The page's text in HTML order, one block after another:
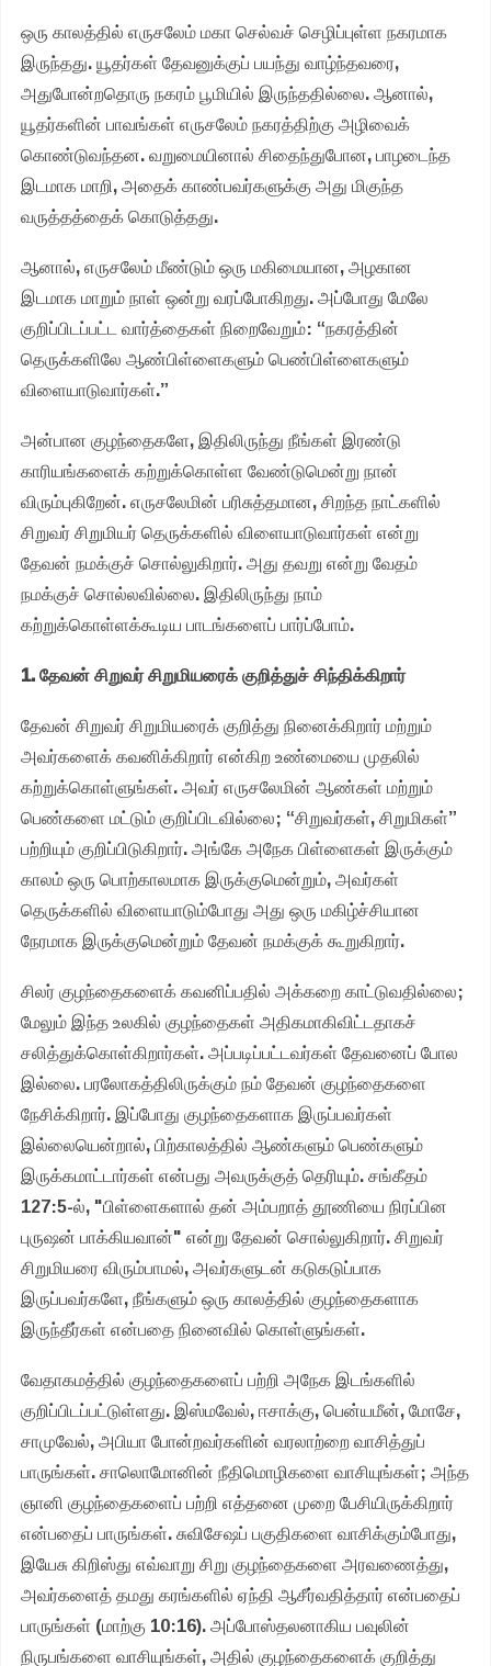
ஒரு காலத்தில் எருசலேம் மகா செல்வச் செழிப்புள்ள நகரமாக
இருந்தது. யூதர்கள் தேவனுக்குப் பயந்து வாழ்ந்தவரை,
அதுபோன்றதொரு நகரம் பூமியில் இருந்ததில்லை. ஆனால்,
யூதர்களின் பாவங்கள் எருசலேம் நகரத்திற்கு அழிவைக்
கொண்டுவந்தன. வறுமையினால் சிதைந்துபோன, பாழடைந்த
இடமாக மாறி, அதைக் காண்பவர்களுக்கு அது மிகுந்த
வருத்தத்தைக் கொடுத்தது.
ஆனால், எருசலேம் மீண்டும் ஒரு மகிமையான, அழகான
இடமாக மாறும் நாள் ஒன்று வரப்போகிறது. அப்போது மேலே
குறிப்பிடப்பட்ட வார்த்தைகள் நிறைவேறும்: “நகரத்தின்
தெருக்களிலே ஆண்பிள்ளைகளும் பெண்பிள்ளைகளும்
விளையாடுவார்கள்.”
அன்பான குழந்தைகளே, இதிலிருந்து நீங்கள் இரண்டு
காரியங்களைக் கற்றுக்கொள்ள வேண்டுமென்று நான்
விரும்புகிறேன். எருசலேமின் பரிசுத்தமான, சிறந்த நாட்களில்
சிறுவர் சிறுமியர் தெருக்களில் விளையாடுவார்கள் என்று
தேவன் நமக்குச் சொல்லுகிறார். அது தவறு என்று வேதம்
நமக்குச் சொல்லவில்லை. இதிலிருந்து நாம்
கற்றுக்கொள்ளக்கூடிய பாடங்களைப் பார்ப்போம்.
1. தேவன் சிறுவர் சிறுமியரைக் குறித்துச் சிந்திக்கிறார்
தேவன் சிறுவர் சிறுமியரைக் குறித்து நினைக்கிறார் மற்றும்
அவர்களைக் கவனிக்கிறார் என்கிற உண்மையை முதலில்
கற்றுக்கொள்ளுங்கள். அவர் எருசலேமின் ஆண்கள் மற்றும்
பெண்களை மட்டும் குறிப்பிடவில்லை; “சிறுவர்கள், சிறுமிகள்”
பற்றியும் குறிப்பிடுகிறார். அங்கே அநேக பிள்ளைகள் இருக்கும்
காலம் ஒரு பொற்காலமாக இருக்குமென்றும், அவர்கள்
தெருக்களில் விளையாடும்போது அது ஒரு மகிழ்ச்சியான
நேரமாக இருக்குமென்றும் தேவன் நமக்குக் கூறுகிறார்.
சிலர் குழந்தைகளைக் கவனிப்பதில் அக்கறை காட்டுவதில்லை;
மேலும் இந்த உலகில் குழந்தைகள் அதிகமாகிவிட்டதாகச்
சலித்துக்கொள்கிறார்கள். அப்படிப்பட்டவர்கள் தேவனைப் போல
இல்லை. பரலோகத்திலிருக்கும் நம் தேவன் குழந்தைகளை
நேசிக்கிறார். இப்போது குழந்தைகளாக இருப்பவர்கள்
இல்லையென்றால், பிற்காலத்தில் ஆண்களும் பெண்களும்
இருக்கமாட்டார்கள் என்பது அவருக்குத் தெரியும். சங்கீதம்
127:5-ல், "பிள்ளைகளால் தன் அம்பறாத் தூணியை நிரப்பின
புருஷன் பாக்கியவான்" என்று தேவன் சொல்லுகிறார். சிறுவர்
சிறுமியரை விரும்பாமல், அவர்களுடன் கடுகடுப்பாக
இருப்பவர்களே, நீங்களும் ஒரு காலத்தில் குழந்தைகளாக
இருந்தீர்கள் என்பதை நினைவில் கொள்ளுங்கள்.
வேதாகமத்தில் குழந்தைகளைப் பற்றி அநேக இடங்களில்
குறிப்பிடப்பட்டுள்ளது. இஸ்மவேல், ஈசாக்கு, பென்யமீன், மோசே,
சாமுவேல், அபியா போன்றவர்களின் வரலாற்றை வாசித்துப்
பாருங்கள். சாலொமோனின் நீதிமொழிகளை வாசியுங்கள்; அந்த
ஞானி குழந்தைகளைப் பற்றி எத்தனை முறை பேசியிருக்கிறார்
என்பதைப் பாருங்கள். சுவிசேஷப் பகுதிகளை வாசிக்கும்போது,
இயேசு கிறிஸ்து எவ்வாறு சிறு குழந்தைகளை அரவணைத்து,
அவர்களைத் தமது கரங்களில் ஏந்தி ஆசீர்வதித்தார் என்பதைப்
பாருங்கள் (மாற்கு 10:16). அப்போஸ்தலனாகிய பவுலின்
நிருபங்களை வாசியுங்கள், அதில் குழந்தைகளைக் குறித்து